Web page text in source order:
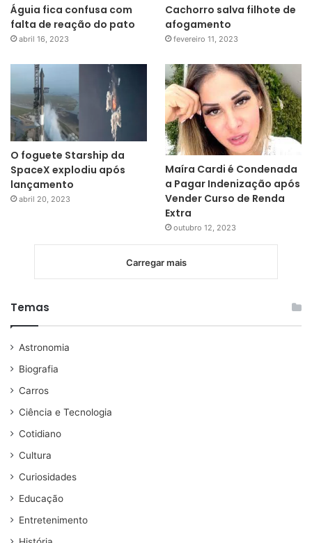
Águia fica confusa com
falta de reação do pato
abril 16, 2023
Cachorro salva filhote de
afogamento
fevereiro 11, 2023
O foguete Starship da
SpaceX explodiu após
lançamento
abril 20, 2023
Maíra Cardi é Condenada
a Pagar Indenização após
Vender Curso de Renda
Extra
outubro 12, 2023
Carregar mais
Temas
Astronomia
Biografia
Carros
Ciência e Tecnologia
Cotidiano
Cultura
Curiosidades
Educação
Entretenimento